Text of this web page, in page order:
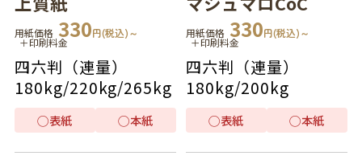
用紙価格 330円(税込)～
＋印刷料金
四六判（連量）
180kg/220kg/265kg
◯表紙 ◯本紙
用紙価格 330円(税込)～
＋印刷料金
四六判（連量）
180kg/200kg
◯表紙 ◯本紙